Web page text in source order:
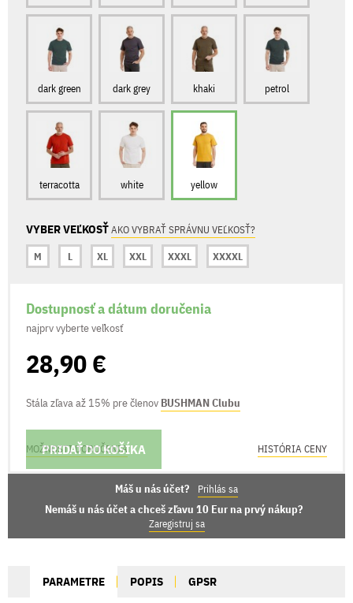
dark green dark grey khaki petrol
terracotta white yellow
VYBER VEĽKOSŤAKO VYBRAŤ SPRÁVNU VEĽKOSŤ?
M
L XL XXL XXXL XXXXL
Dostupnosť a dátum doručenia
najprv vyberte veľkosť
28,90 €
Stála zľava až 15% pre členov BUSHMAN Clubu
PRIDAŤ DO KOŠÍKA
MOŽNOSTI DORUČENIA HISTÓRIA CENY
Máš u nás účet? Prihlás sa
Nemáš u nás účet a chceš zľavu 10 Eur na prvý nákup?
Zaregistruj sa
PARAMETRE POPIS GPSR